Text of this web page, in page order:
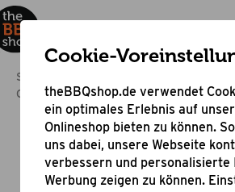
Startseite
Online Shop Grill Aktion
Spieße aus
Cookie-
theBBQshop.de verwendet
ein optimales Erlebnis auf
Onlineshop bieten zu können.
uns dabei, unsere Webseite
verbessern und personalisierte
Werbung zeigen zu können.